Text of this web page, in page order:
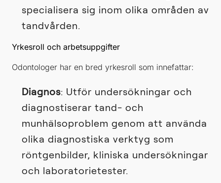
specialisera sig inom olika områden av
tandvården.
Yrkesroll och arbetsuppgifter
Odontologer har en bred yrkesroll som innefattar:
Diagnos: Utför undersökningar och
diagnostiserar tand- och
munhälsoproblem genom att använda
olika diagnostiska verktyg som
röntgenbilder, kliniska undersökningar
och laboratorietester.